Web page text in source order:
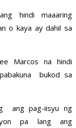
hindi maaaring
o kaya ay dahil sa
Marcos na hindi
bukod sa
ang pag-iisyu ng
pa lang ang